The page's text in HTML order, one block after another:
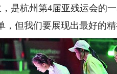
是杭州第4届亚残运会的
但我们要展现出最好的精